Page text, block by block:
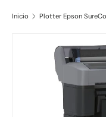
Inicio Plotter Epson
Ir directamente